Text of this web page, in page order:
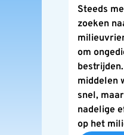
Steeds
zoeken
om
middelen
snel,
nadelige
op het